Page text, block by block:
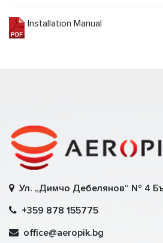
Installation Manual
Ул. „Димчо Дебелянов“ № 4
+359 878 155775
office@aeropik.bg